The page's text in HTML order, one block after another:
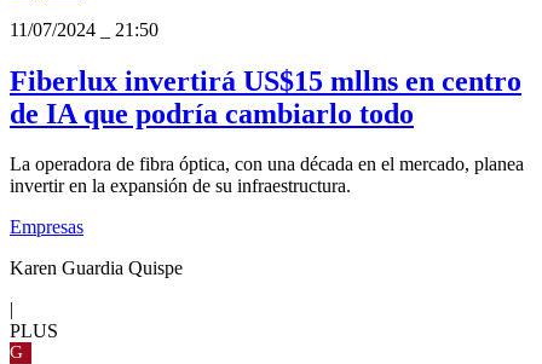
11/07/2024
21:50
Fiberlux invertirá US$15 mllns en centro
de IA que podría cambiarlo todo
La operadora de fibra óptica, con una década en el mercado, planea
invertir en la expansión de su infraestructura.
Empresas
Karen Guardia Quispe
PLUS
G